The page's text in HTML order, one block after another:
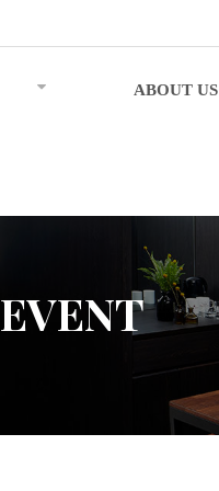
ABOUT US